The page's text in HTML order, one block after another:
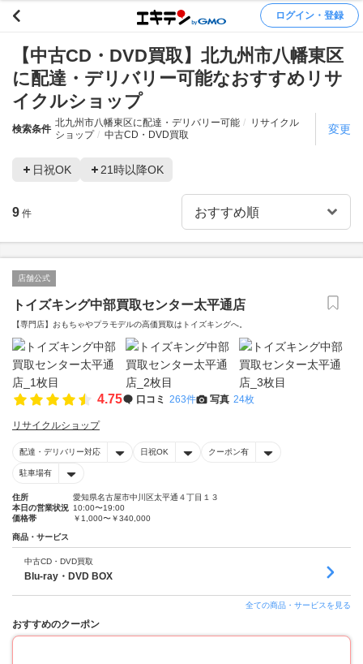
ログイン・登録
【中古CD・DVD買取】北九州市八幡東区
に配達・デリバリー可能なおすすめリサ
イクルショップ
検索条件
北九州市八幡東区に配達・デリバリー可能
リサイクル
ショップ
中古CD・DVD買取 変更
日祝OK 21時以降OK
9 件
店舗公式
トイズキング中部買取センター太平通店
【専門店】おもちゃやプラモデルの高価買取はトイズキングへ。‎
4.75 口コミ 263件 写真 24枚
リサイクルショップ
配達・デリバリー対応 日祝OK クーポン有
駐車場有
住所
愛知県名古屋市中川区太平通４丁目１３
本日の営業状況 10:00〜19:00
価格帯
￥1,000〜￥340,000
商品・サービス
中古CD・DVD買取
Blu-ray・DVD BOX
全ての商品・サービスを見る
おすすめのクーポン